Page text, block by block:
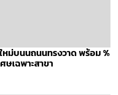
ม่บนนถนนทรงวาด พร้อม %
เฉพาะสาขา